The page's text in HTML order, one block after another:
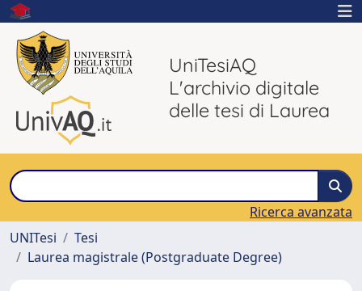
UniTesiAQ
L'archivio digitale
delle tesi di Laurea
Ricerca avanzata
UNITesi
Tesi
Laurea magistrale (Postgraduate Degree)